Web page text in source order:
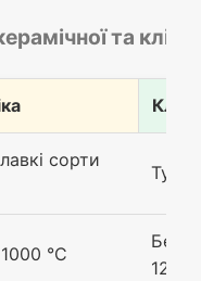
та
сорти
°C
1200